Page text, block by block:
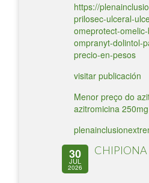
https://
prilosec-ulceral-
omeprotect-
ompranyt-dolintol-
precio-en-pesos
visitar publicación
Menor preço do
azitromicina
30
JUL
2026
CHIPIONA